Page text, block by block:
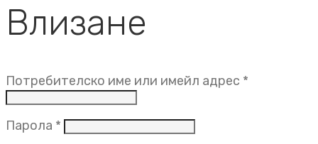
Влизане
Потребителско име или имейл адрес *
Парола * Задължително